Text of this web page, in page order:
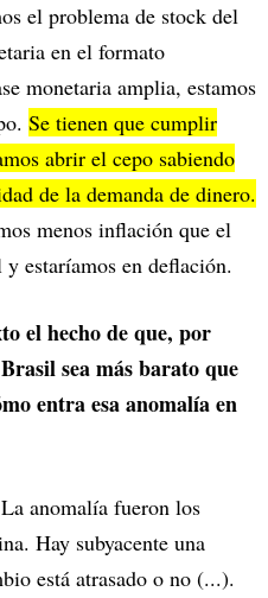
el problema de stock del
en el formato
monetaria amplia, estamos
Se tienen que cumplir
abrir el cepo sabiendo
de la demanda de dinero.
menos inflación que el
estaríamos en deflación.
el hecho de que, por
sea más barato que
entra esa anomalía en
anomalía fueron los
Hay subyacente una
está atrasado o no (...).